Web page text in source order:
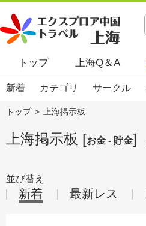
トップ 上海Q＆A
新着 カテゴリ サークル
トップ > 上海掲示板
上海掲示板 [お金 - 貯金]
並び替え
新着 最新レス